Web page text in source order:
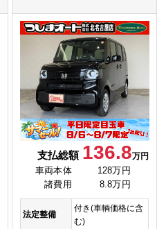
支払総額 136.8万円
車両本体
128万円
諸費用
8.8万円
法定整備
付き(車輌価格に含
む)